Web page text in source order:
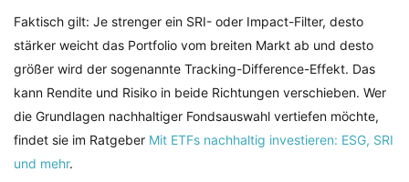
Faktisch gilt: Je strenger ein SRI- oder Impact-Filter, desto
stärker weicht das Portfolio vom breiten Markt ab und desto
größer wird der sogenannte Tracking-Difference-Effekt. Das
kann Rendite und Risiko in beide Richtungen verschieben. Wer
die Grundlagen nachhaltiger Fondsauswahl vertiefen möchte,
findet sie im Ratgeber Mit ETFs nachhaltig investieren: ESG, SRI
und mehr.